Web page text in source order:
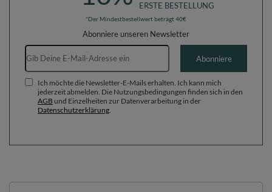
ERSTE BESTELLUNG
*Der Mindestbestellwert beträgt 40€
Abonniere unseren Newsletter
E-Mail-Adresse
Abonniere
Ich möchte die Newsletter-E-Mails erhalten. Ich kann mich
jederzeit abmelden. Die Nutzungsbedingungen finden sich in den
AGB und Einzelheiten zur Datenverarbeitung in der
Datenschutzerklärung